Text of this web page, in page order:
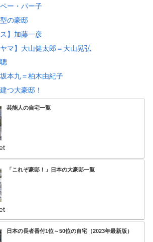
ー・パー子
の豪邸
】加藤一彦
ヤマ】大山健太郎＝大山晃弘
本九＝柏木由紀子
つ大豪邸！
芸能人の自宅一覧
「これぞ豪邸！」日本の大豪邸一覧
日本の長者番付1位～50位の自宅（2023年最新版）